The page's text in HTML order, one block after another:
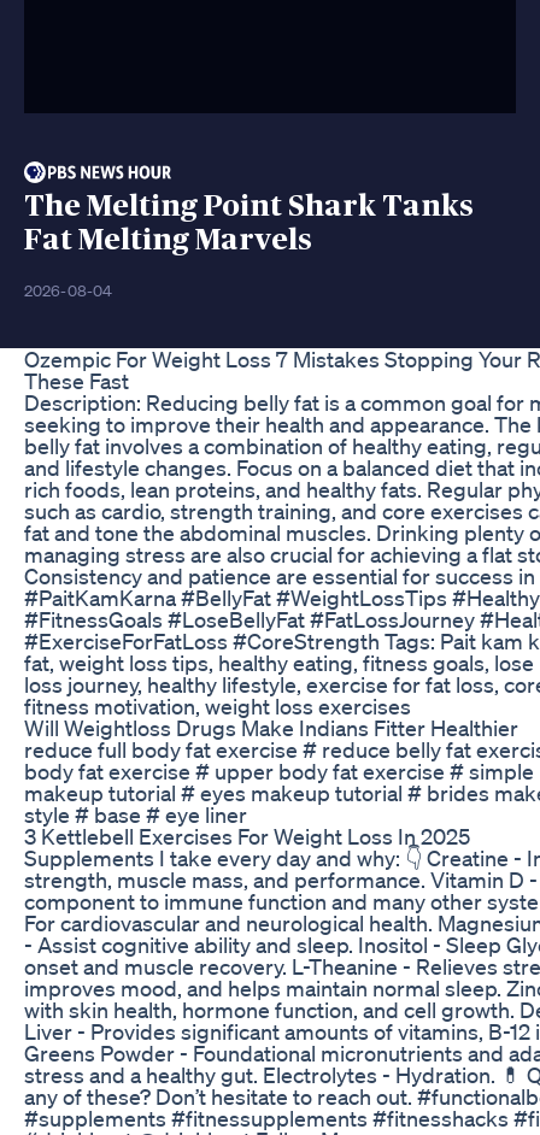
The Melting Point Shark Tanks
Fat Melting Marvels
2026-08-04
Ozempic For Weight Loss 7 Mistakes Stopping Your
These Fast
Description: Reducing belly fat is a common goal for
seeking to improve their health and appearance. The
belly fat involves a combination of healthy eating,
and lifestyle changes. Focus on a balanced diet that
rich foods, lean proteins, and healthy fats. Regular
such as cardio, strength training, and core exercises
fat and tone the abdominal muscles. Drinking plenty
managing stress are also crucial for achieving a flat
Consistency and patience are essential for success
#PaitKamKarna #BellyFat #WeightLossTips
#FitnessGoals #LoseBellyFat #FatLossJourney
#ExerciseForFatLoss #CoreStrength Tags: Pait kam
fat, weight loss tips, healthy eating, fitness goals,
loss journey, healthy lifestyle, exercise for fat loss,
fitness motivation, weight loss exercises
Will Weightloss Drugs Make Indians Fitter Healthier
reduce full body fat exercise # reduce belly fat
body fat exercise # upper body fat exercise #
makeup tutorial # eyes makeup tutorial # brides
style # base # eye liner
3 Kettlebell Exercises For Weight Loss In 2025
Supplements I take every day and why: 👇 Creatine -
strength, muscle mass, and performance. Vitamin D
component to immune function and many other
For cardiovascular and neurological health.
- Assist cognitive ability and sleep. Inositol - Sleep
onset and muscle recovery. L-Theanine - Relieves
improves mood, and helps maintain normal sleep.
with skin health, hormone function, and cell growth.
Liver - Provides significant amounts of vitamins, B-12
Greens Powder - Foundational micronutrients and
stress and a healthy gut. Electrolytes - Hydration. 💊
any of these? Don’t hesitate to reach out.
#supplements #fitnessupplements #fitnesshacks